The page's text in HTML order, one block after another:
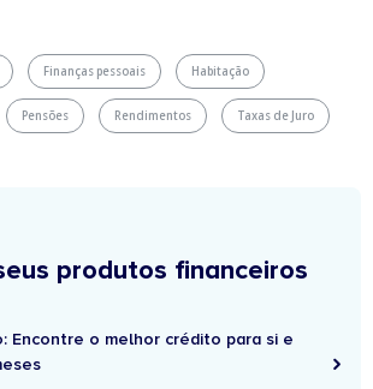
Finanças pessoais Habitação
Pensões Rendimentos Taxas de Juro
produtos financeiros
Encontre o melhor crédito para si e